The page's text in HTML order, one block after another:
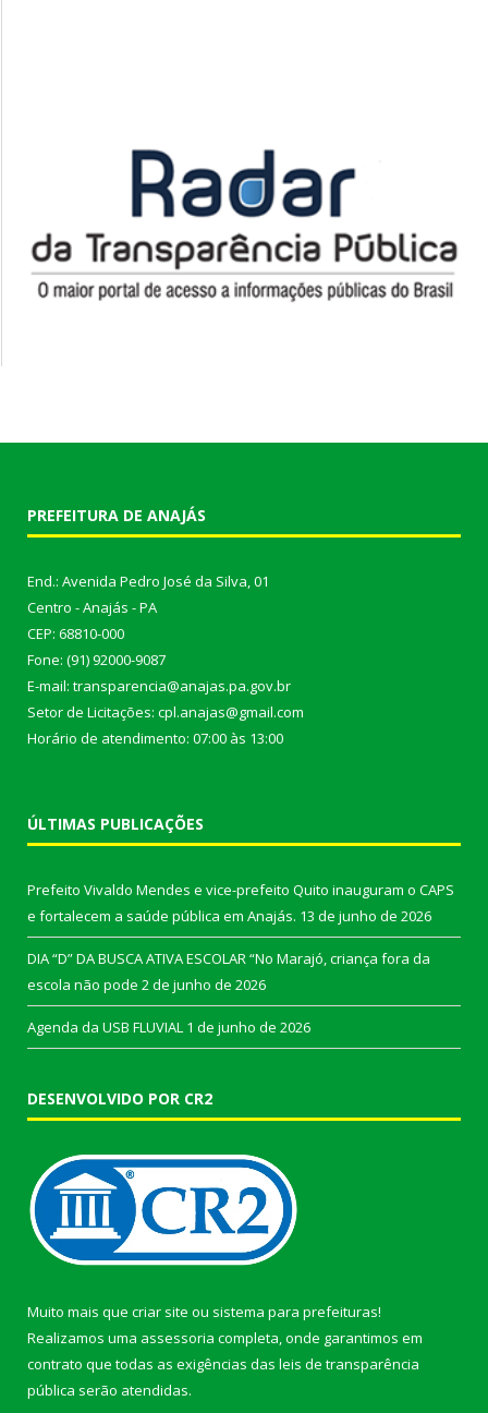
PREFEITURA DE ANAJÁS
End.: Avenida Pedro José da Silva, 01
Centro - Anajás - PA
CEP: 68810-000
Fone: (91) 92000-9087
E-mail: transparencia@anajas.pa.gov.br
Setor de Licitações: cpl.anajas@gmail.com
Horário de atendimento: 07:00 às 13:00
ÚLTIMAS PUBLICAÇÕES
Prefeito Vivaldo Mendes e vice-prefeito Quito inauguram o CAPS
e fortalecem a saúde pública em Anajás. 13 de junho de 2026
DIA “D” DA BUSCA ATIVA ESCOLAR “No Marajó, criança fora da
escola não pode 2 de junho de 2026
Agenda da USB FLUVIAL 1 de junho de 2026
DESENVOLVIDO POR CR2
Muito mais que criar site ou sistema para prefeituras!
Realizamos uma assessoria completa, onde garantimos em
contrato que todas as exigências das leis de transparência
pública serão atendidas.